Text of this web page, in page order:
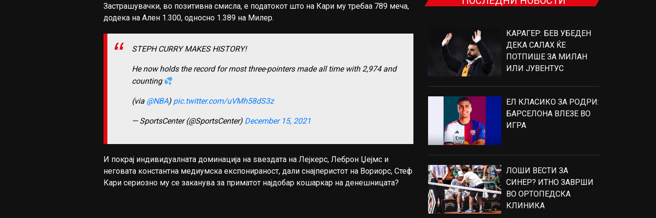
Застрашувачки, во позитивна смисла, е податокот што на Кари му требаа 789 меча,
додека на Ален 1.300, односно 1.389 на Милер.
STEPH CURRY MAKES HISTORY!
He now holds the record for most three-pointers made all time with 2,974 and
counting
(via @NBA) pic.twitter.com/uVMh58dS3z
— SportsCenter (@SportsCenter) December 15, 2021
И покрај индивидуалната доминација на ѕвездата на Лејкерс, Леброн Џејмс и
неговата константна медиумска експонираност, дали снајперистот на Вориорс, Стеф
Кари сериозно му се заканува за приматот најдобар кошаркар на денешницата?
КАРАГЕР: БЕВ УБЕДЕН
ДЕКА САЛАХ ЌЕ
ПОТПИШЕ ЗА МИЛАН
ИЛИ ЈУВЕНТУС
ЕЛ КЛАСИКО ЗА РОДРИ:
БАРСЕЛОНА ВЛЕЗЕ ВО
ИГРА
ЛОШИ ВЕСТИ ЗА
СИНЕР? ИТНО ЗАВРШИ
ВО ОРТОПЕДСКА
КЛИНИКА